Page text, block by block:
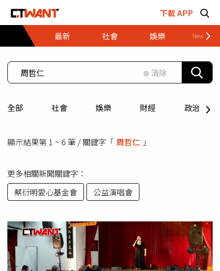
下載 APP
最新
社會 娛樂 財經
⊗ 清除
全部 社會 娛樂 財經 政治
顯示結果第 1 ~ 6 筆 / 關鍵字「 周哲仁 」
更多相關新聞關鍵字：
蔡衍明愛心基金會
公益演唱會